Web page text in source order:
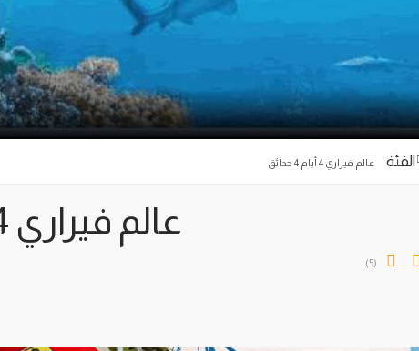
الفئة عالم فيراري 4 أيام 4 حدائق
عالم فيراري 4 أيام 4 حدائق
(5)